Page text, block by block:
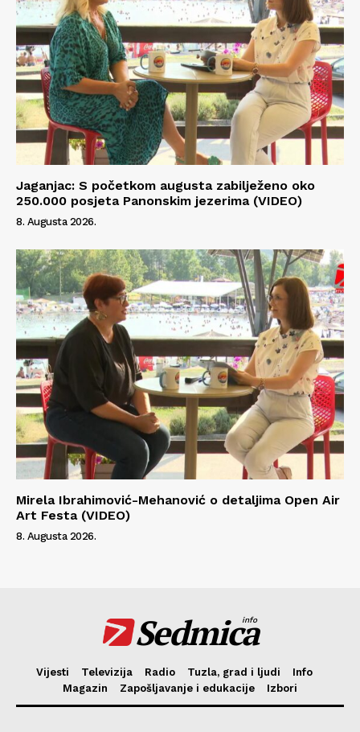
Jaganjac: S početkom augusta zabilježeno oko
250.000 posjeta Panonskim jezerima (VIDEO)
8. Augusta 2026.
Mirela Ibrahimović-Mehanović o detaljima Open Air
Art Festa (VIDEO)
8. Augusta 2026.
Sedmica
info
Vijesti Televizija Radio Tuzla, grad i ljudi
Info
Magazin
Zapošljavanje i edukacije Izbori